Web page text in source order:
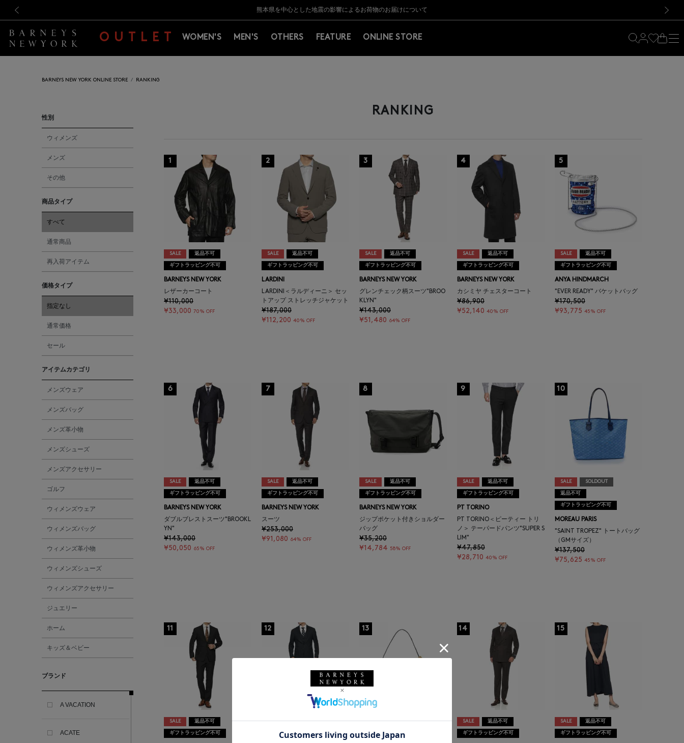
新規登録のお客様も対象！＜MY BARNEYS＞会員のお客様は11,000円（税込）以上のお買上げで常時送料無料！お買い物の際は会員登録を！
【夏季休業に伴う返品・交換承り一時停止のお知らせ】（2026.8.5）
熊本県を中心とした地震の影響によるお荷物のお届けについて
【開催中】SUMMER SALEのご案内・ご注意事項
新規登録のお客様も対象！＜MY BARNEYS＞会員のお客様は11,000円（税込）以上のお買上げで常時送料無料！お買い物の際は会員登録を！
【夏季休業に伴う返品・交換承り一時停止のお知らせ】（2026.8.5）
OUTLET WOMEN'S MEN'S OTHERS FEATURE ONLINE STORE
BARNEYS NEW YORK ONLINE STORE RANKING
性別
ウィメンズ
メンズ
その他
商品タイプ
すべて
通常商品
再入荷アイテム
価格タイプ
指定なし
通常価格
セール
アイテムカテゴリ
メンズウェア
メンズバッグ
メンズ革小物
メンズシューズ
メンズアクセサリー
ゴルフ
ウィメンズウェア
ウィメンズバッグ
ウィメンズ革小物
ウィメンズシューズ
ウィメンズアクセサリー
ジュエリー
ホーム
キッズ＆ベビー
ブランド
A VACATION
ACATE
RANKING
1
SALE 返品不可
ギフトラッピング不可
BARNEYS NEW YORK
レザーカーコート
¥110,000
¥33,000 70% OFF
2
SALE 返品不可
ギフトラッピング不可
LARDINI
LARDINI＜ラルディーニ＞ セッ
トアップ ストレッチジャケット
¥187,000
¥112,200 40% OFF
3
SALE 返品不可
ギフトラッピング不可
BARNEYS NEW YORK
グレンチェック柄スーツ"BROO
KLYN"
¥143,000
¥51,480 64% OFF
4
SALE 返品不可
ギフトラッピング不可
BARNEYS NEW YORK
カシミヤ チェスターコート
¥86,900
¥52,140 40% OFF
5
SALE 返品不可
ギフトラッピング不可
ANYA HINDMARCH
"EVER READY" バケットバッグ
¥170,500
¥93,775 45% OFF
6
SALE 返品不可
ギフトラッピング不可
BARNEYS NEW YORK
ダブルブレストスーツ"BROOKL
YN"
¥143,000
¥50,050 65% OFF
7
SALE 返品不可
ギフトラッピング不可
BARNEYS NEW YORK
スーツ
¥253,000
¥91,080 64% OFF
8
SALE 返品不可
ギフトラッピング不可
BARNEYS NEW YORK
ジップポケット付きショルダー
バッグ
¥35,200
¥14,784 58% OFF
9
SALE 返品不可
ギフトラッピング不可
PT TORINO
PT TORINO＜ピーティー トリ
ノ＞ テーパードパンツ"SUPER S
LIM"
¥47,850
¥28,710 40% OFF
10
SALE SOLDOUT
返品不可
ギフトラッピング不可
MOREAU PARIS
"SAINT TROPEZ" トートバッグ
（GMサイズ）
¥137,500
¥75,625 45% OFF
11
SALE 返品不可
ギフトラッピング不可
12
SALE 返品不可
ギフトラッピング不可
13
SALE 返品不可
ギフトラッピング不可
14
SALE 返品不可
ギフトラッピング不可
15
SALE 返品不可
ギフトラッピング不可